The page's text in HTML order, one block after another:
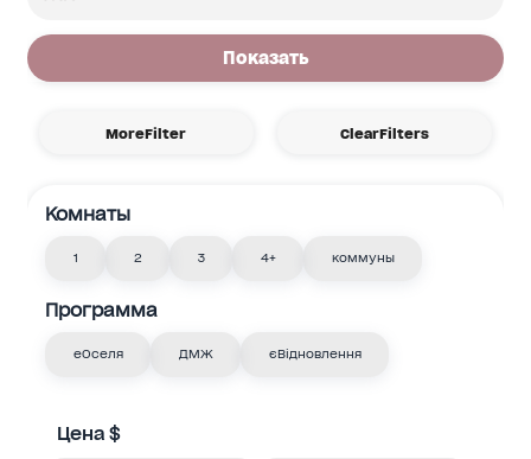
Показать
MoreFilter ClearFilters
Комнаты
1 2 3 4+ коммуны
Программа
еОселя ДМЖ єВідновлення
Цена $